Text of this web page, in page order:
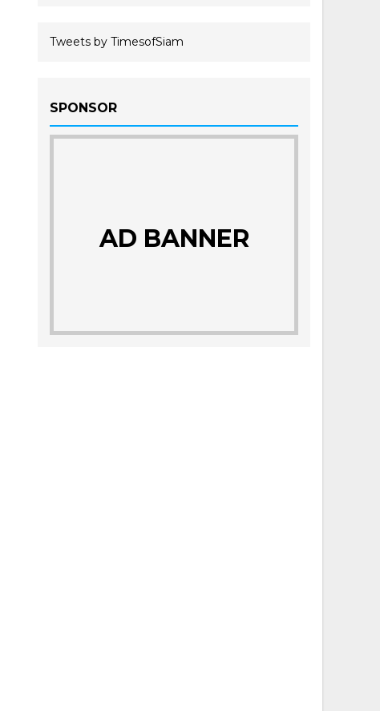
Tweets by TimesofSiam
SPONSOR
AD BANNER